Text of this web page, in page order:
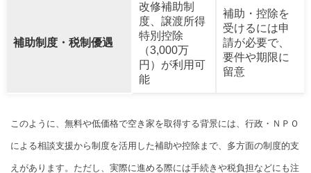
補助制度・税制優遇
改修補助制
度、譲渡所得
特別控除
（3,000万
円）が利用可
能
補助・控除を
受けるには申
請が必要で、
要件や期限に
留意
このように、無料や低価格で空き家を取得する背景には、行政・ＮＰＯ
による相談支援から制度を活用した補助や控除まで、多方面の制度的支
えがあります。ただし、実際に進める際には手続きや税負担などにも注